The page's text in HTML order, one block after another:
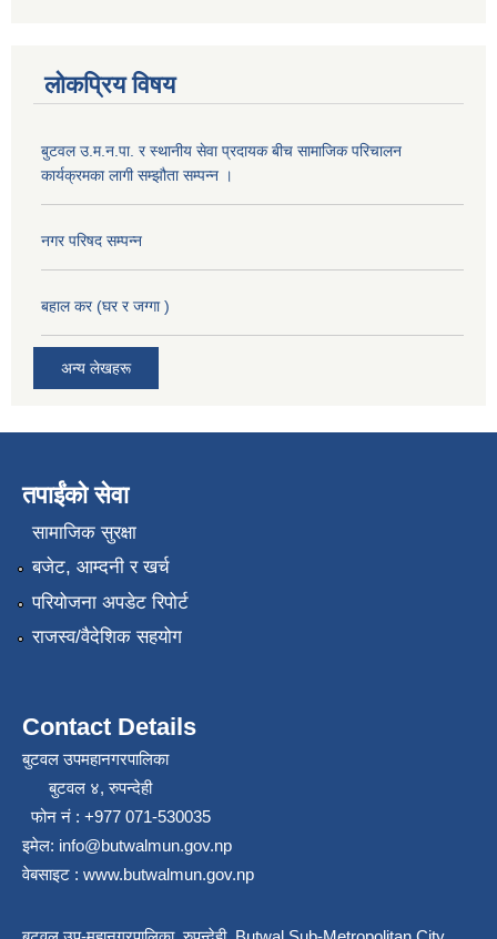
लोकप्रिय विषय
बुटवल उ.म.न.पा. र स्थानीय सेवा प्रदायक बीच सामाजिक परिचालन
कार्यक्रमका लागी सम्झौता सम्पन्न ।
नगर परिषद सम्पन्न
बहाल कर (घर र जग्गा )
अन्य लेखहरू
तपाईंको सेवा
सामाजिक सुरक्षा
बजेट, आम्दनी र खर्च
परियोजना अपडेट रिपोर्ट
राजस्व/वैदेशिक सहयोग
Contact Details
बुटवल उपमहानगरपालिका
बुटवल ४, रुपन्देही
फोन नं : +977 071-530035
इमेल: info@butwalmun.gov.np
वेबसाइट : www.butwalmun.gov.np